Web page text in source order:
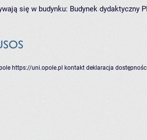
się w budynku: Budynek dydaktyczny
https://uni.opole.pl kontakt deklaracja